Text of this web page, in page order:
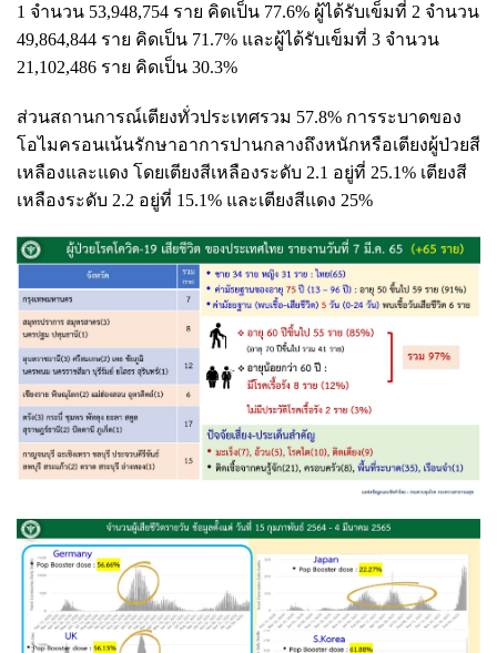
1 จำนวน 53,948,754 ราย คิดเป็น 77.6% ผู้ได้รับเข็มที่ 2 จำนวน
49,864,844 ราย คิดเป็น 71.7% และผู้ได้รับเข็มที่ 3 จำนวน
21,102,486 ราย คิดเป็น 30.3%
ส่วนสถานการณ์เตียงทั่วประเทศรวม 57.8% การระบาดของ
โอไมครอนเน้นรักษาอาการปานกลางถึงหนักหรือเตียงผู้ป่วยสี
เหลืองและแดง โดยเตียงสีเหลืองระดับ 2.1 อยู่ที่ 25.1% เตียงสี
เหลืองระดับ 2.2 อยู่ที่ 15.1% และเตียงสีแดง 25%